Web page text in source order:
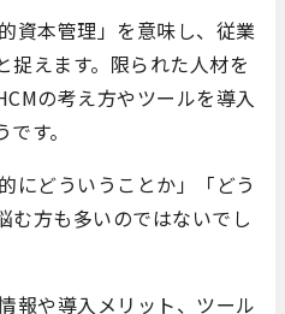
資本管理」を意味し、従業
捉えます。限られた人材を
の考え方やツールを導入
す。
にどういうことか」「どう
む方も多いのではないでし
報や導入メリット、ツール